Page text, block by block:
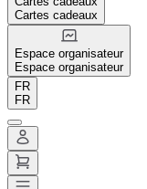
Cartes cadeaux
Espace organisateur
Espace organisateur
FR
FR